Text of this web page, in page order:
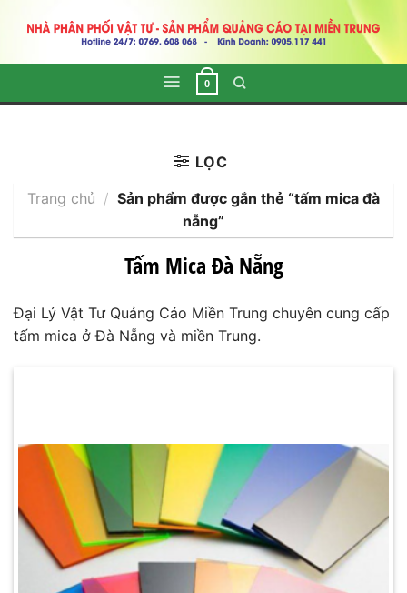
0
Tấm Mica Đà Nẵng
Trang chủ / Sản phẩm được gắn thẻ “tấm mica đà
nẵng”
LỌC
Đại Lý Vật Tư Quảng Cáo Miền Trung chuyên cung cấp
tấm mica ở Đà Nẵng và miền Trung.